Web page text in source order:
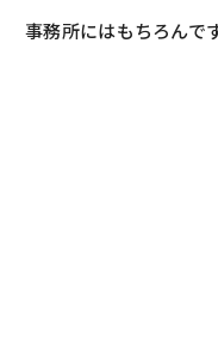
事務所にはもちろんで